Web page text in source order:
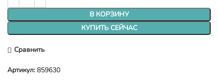
В КОРЗИНУ
КУПИТЬ СЕЙЧАС
Сравнить
Артикул: 859630